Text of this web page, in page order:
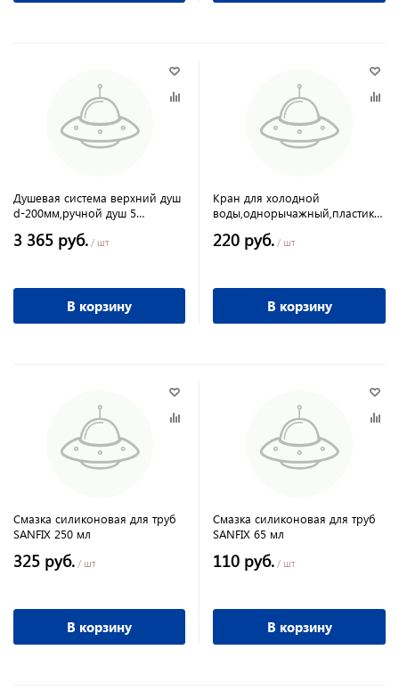
Душевая система верхний душ
d-200мм,ручной душ 5
3 365 руб. / шт
В корзину
Кран для холодной
воды,однорычажный,пластик
220 руб. / шт
В корзину
Смазка силиконовая для труб
SANFIX 250 мл
325 руб. / шт
В корзину
Смазка силиконовая для труб
SANFIX 65 мл
110 руб. / шт
В корзину